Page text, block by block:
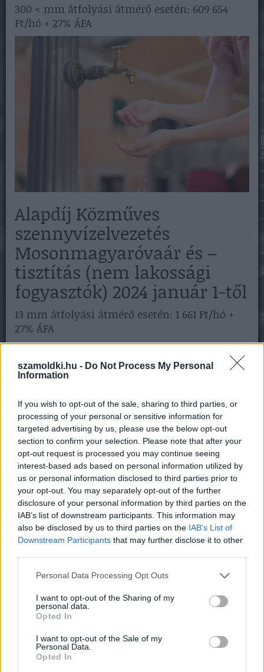
szamoldki.hu - Do Not Process My Personal
Information
If you wish to opt-out of the sale, sharing to third parties, or
processing of your personal or sensitive information for
targeted advertising by us, please use the below opt-out
section to confirm your selection. Please note that after your
opt-out request is processed you may continue seeing
interest-based ads based on personal information utilized by
us or personal information disclosed to third parties prior to
your opt-out. You may separately opt-out of the further
disclosure of your personal information by third parties on the
IAB’s list of downstream participants. This information may
also be disclosed by us to third parties on the IAB’s List of
Downstream Participants that may further disclose it to other
Please note that this website/app uses one or more Google
not limited to your visit or usage behaviour. You may click to
grant or deny consent to Google and its third-party tags to
use your data for below specified purposes in below Google
consent section.
Personal Data Processing Opt Outs
I want to opt-out of the Sharing of my
personal data.
Opted In
I want to opt-out of the Sale of my
Personal Data.
Opted In
300 < mm átfolyási átmérő esetén: 609 654
Ft/hó + 27% ÁFA
Alapdíj Közműves
szennyvízelvezetés
Mosonmagyaróvaár és –
tisztítás (nem lakossági
fogyasztók) 2024 január 1-től
13 mm átfolyási átmérő esetén: 1 661 Ft/hó +
27% ÁFA
20 mm átfolyási átmérő esetén: 3 932 Ft/hó +
27% ÁFA
25 mm átfolyási átmérő esetén: 6 144 Ft/hó +
30 mm átfolyási átmérő esetén: 8 848 Ft/hó +
27% ÁFA
40 mm átfolyási átmérő esetén: 15 729 Ft/hó +
27% ÁFA
50 mm átfolyási átmérő esetén: 24 576 Ft/hó +
27% ÁFA
65 mm átfolyási átmérő esetén: 41 534 Ft/hó +
27% ÁFA
80 mm átfolyási átmérő esetén: 62 916 Ft/hó +
+ 27% ÁFA
125 mm átfolyási átmérő esetén: 153 603 Ft/hó
+ 27% ÁFA
150 mm átfolyási átmérő esetén: 221 188 Ft/hó